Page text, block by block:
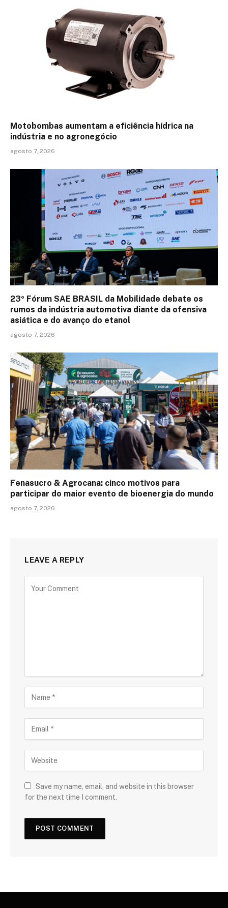
Motobombas aumentam a eficiência hídrica na
indústria e no agronegócio
agosto 7, 2026
23º Fórum SAE BRASIL da Mobilidade debate os
rumos da indústria automotiva diante da ofensiva
asiática e do avanço do etanol
agosto 7, 2026
Fenasucro & Agrocana: cinco motivos para
participar do maior evento de bioenergia do mundo
agosto 7, 2026
LEAVE A REPLY
Save my name, email, and website in this browser
for the next time I comment.